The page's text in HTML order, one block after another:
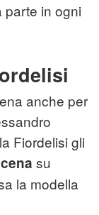
parte in ogni
anche per
Fiordelisi gli
su
la modella